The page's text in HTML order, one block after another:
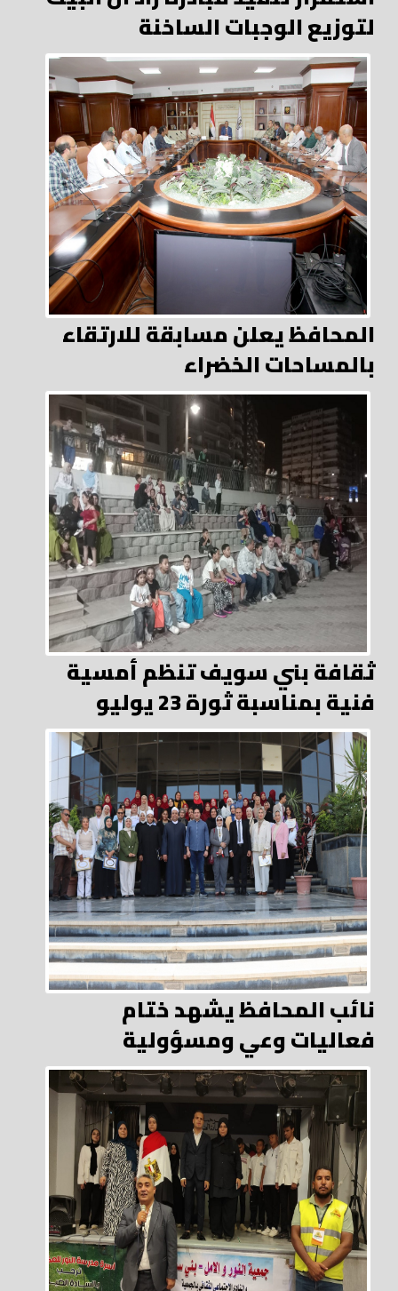
لتوزيع الوجبات الساخنة
المحافظ يعلن مسابقة للارتقاء
بالمساحات الخضراء
ثقافة بني سويف تنظم أمسية
فنية بمناسبة ثورة 23 يوليو
نائب المحافظ يشهد ختام
فعاليات وعي ومسؤولية